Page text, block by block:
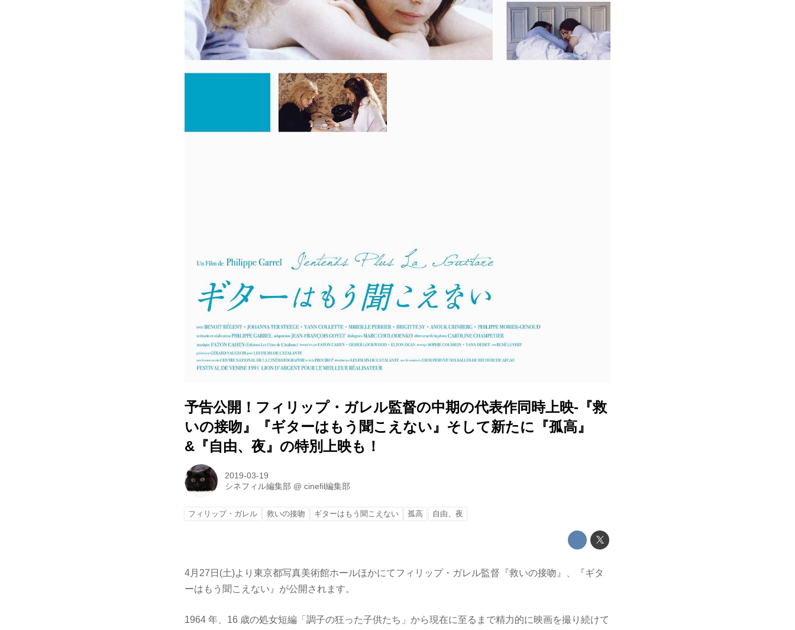
予告公開！フィリップ・ガレル監督の中期の代表作同時上映-『救
いの接吻』『ギターはもう聞こえない』そして新たに『孤高』
&『自由、夜』の特別上映も！
2019-03-19
シネフィル編集部 @cinefil編集部
フィリップ・ガレル 救いの接吻 ギターはもう聞こえない 孤高 自由、夜
4月27日(土)より東京都写真美術館ホールほかにてフィリップ・ガレル監督『救いの接吻』、『ギタ
ーはもう聞こえない』が公開されます。
1964 年、16 歳の処女短編「調子の狂った子供たち」から現在に至るまで精力的に映画を撮り続けて